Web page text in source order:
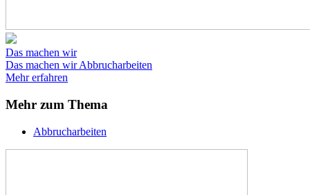
Das machen wir
Das machen wir Abbrucharbeiten
Mehr erfahren
Mehr zum Thema
Abbrucharbeiten